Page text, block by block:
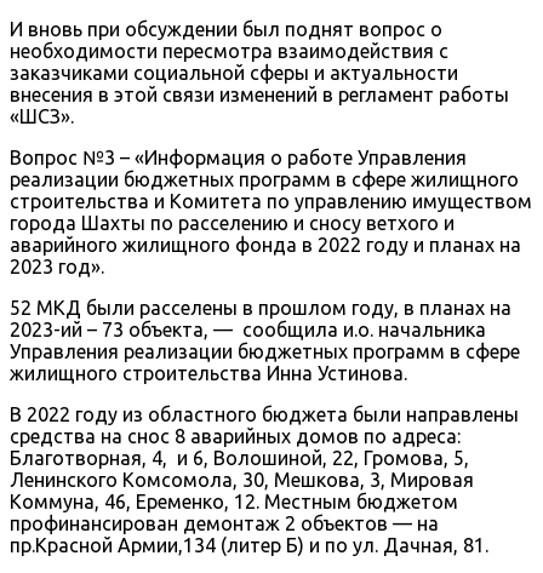
И вновь при обсуждении был поднят вопрос о
необходимости пересмотра взаимодействия с
заказчиками социальной сферы и актуальности
внесения в этой связи изменений в регламент работы
«ШСЗ».
Вопрос №3 – «Информация о работе Управления
реализации бюджетных программ в сфере жилищного
строительства и Комитета по управлению имуществом
города Шахты по расселению и сносу ветхого и
аварийного жилищного фонда в 2022 году и планах на
2023 год».
52 МКД были расселены в прошлом году, в планах на
2023-ий – 73 объекта, — сообщила и.о. начальника
Управления реализации бюджетных программ в сфере
жилищного строительства Инна Устинова.
В 2022 году из областного бюджета были направлены
средства на снос 8 аварийных домов по адреса:
Благотворная, 4, и 6, Волошиной, 22, Громова, 5,
Ленинского Комсомола, 30, Мешкова, 3, Мировая
Коммуна, 46, Еременко, 12. Местным бюджетом
профинансирован демонтаж 2 объектов — на
пр.Красной Армии,134 (литер Б) и по ул. Дачная, 81.